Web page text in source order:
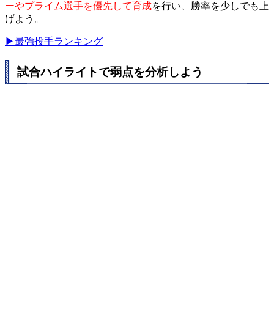
ーやプライム選手を優先して育成を行い、勝率を少しでも上
げよう。
▶最強投手ランキング
試合ハイライトで弱点を分析しよう